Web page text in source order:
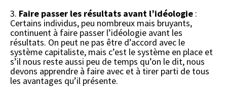
3. Faire passer les résultats avant l’idéologie :
Certains individus, peu nombreux mais bruyants,
continuent à faire passer l’idéologie avant les
résultats. On peut ne pas être d’accord avec le
système capitaliste, mais c’est le système en place et
s’il nous reste aussi peu de temps qu’on le dit, nous
devons apprendre à faire avec et à tirer parti de tous
les avantages qu’il présente.